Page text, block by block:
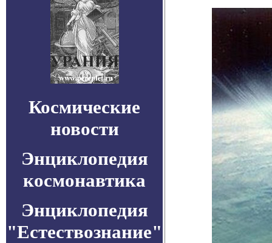
Космические
новости
Энциклопедия
космонавтика
Энциклопедия
"Естествознание"